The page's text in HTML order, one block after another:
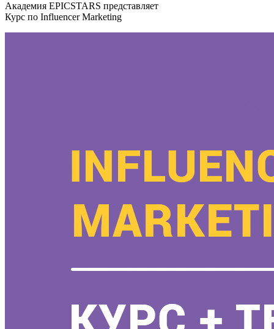
Академия EPICSTARS представляет
Курс по Influencer Marketing